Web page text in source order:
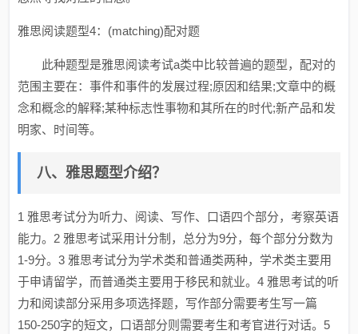
雅思阅读题型4：(matching)配对题
此种题型是雅思阅读考试a类中比较普遍的题型，配对的
范围主要在：事件和事件的发展过程;原因和结果;文章中的概
念和概念的解释;某种标志性事物和其所在的时代;新产品和发
明家、时间等。
八、雅思题型介绍？
1 雅思考试分为听力、阅读、写作、口语四个部分，考察英语
能力。2 雅思考试采用计分制，总分为9分，每个部分分数为
1-9分。3 雅思考试分为学术类和普通类两种，学术类主要用
于申请留学，而普通类主要用于移民和就业。4 雅思考试的听
力和阅读部分采用多项选择题，写作部分需要考生写一篇
150-250字的短文，口语部分则需要考生和考官进行对话。5